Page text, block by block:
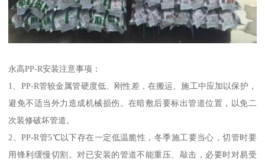
永高PP-R安装注意事项：
1、PP-R管较金属管硬度低、刚性差，在搬运、施工中应加以保护，
避免不适当外力造成机械损伤。在暗敷后要标出管道位置，以免二
次装修破坏管道。
2、PP-R管5℃以下存在一定低温脆性，冬季施工要当心，切管时要
用锋利缓慢切割。对已安装的管道不能重压、敲击，必要时对易受